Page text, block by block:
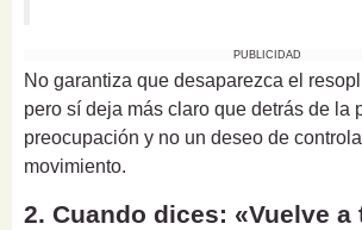
PUBLICIDAD
No garantiza que desaparezca el
pero sí deja más claro que detrás de la
preocupación y no un deseo de
movimiento.
2. Cuando dices: «Vuelve a